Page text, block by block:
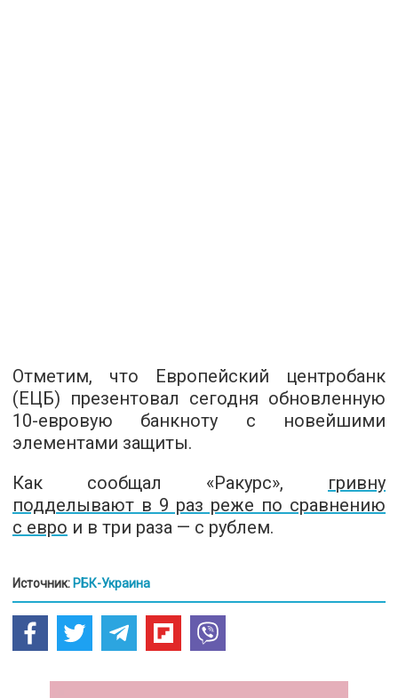
Отметим, что Европейский центробанк
(ЕЦБ) презентовал сегодня обновленную
10-евровую банкноту с новейшими
элементами защиты.
Как сообщал «Ракурс», гривну
подделывают в 9 раз реже по сравнению
с евро и в три раза — с рублем.
Источник: РБК-Украина